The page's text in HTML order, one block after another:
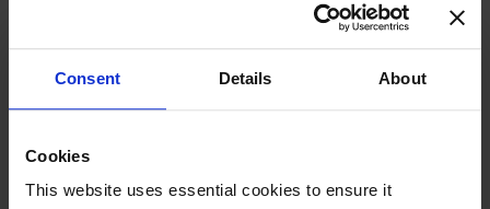
Consent Details About
Cookies
This website uses essential cookies to ensure it
製造業
機械・産業テクノロジー
自動車・輸送機器